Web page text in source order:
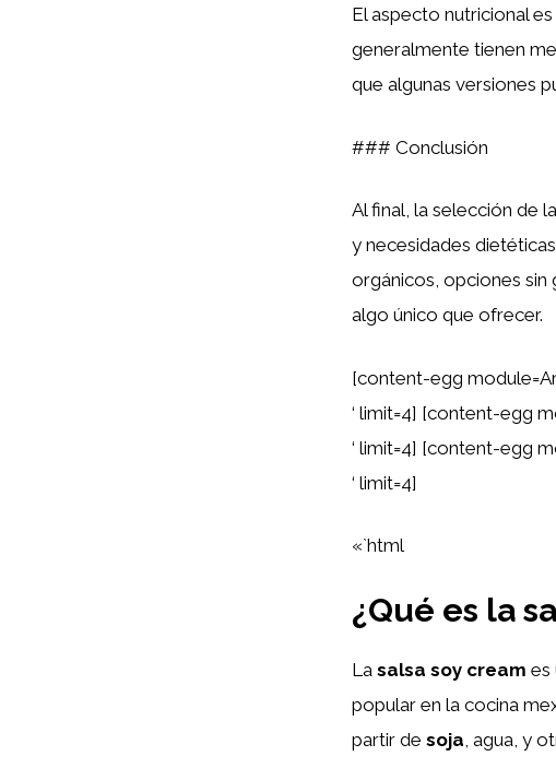
El aspecto nutricional
generalmente tienen
que algunas versiones
### Conclusión
Al final, la selección de
y necesidades
orgánicos, opciones sin
algo único que ofrecer.
[content-egg
‘ limit=4] [content-egg
‘ limit=4] [content-egg
‘ limit=4]
«`html
¿Qué es la
La salsa soy cream es
popular en la cocina
partir de soja , agua, y